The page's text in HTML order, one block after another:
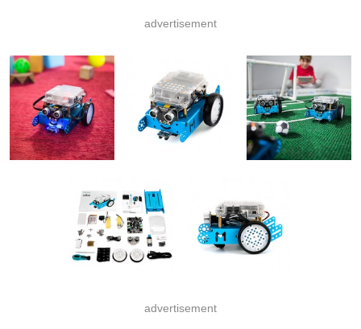
advertisement
advertisement